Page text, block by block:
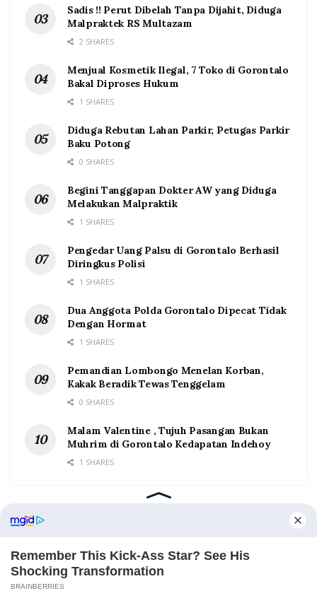
Sadis !! Perut Dibelah Tanpa Dijahit, Diduga
Malpraktek RS Multazam
2 SHARES
Menjual Kosmetik Ilegal, 7 Toko di Gorontalo
Bakal Diproses Hukum
1 SHARES
Diduga Rebutan Lahan Parkir, Petugas Parkir
Baku Potong
0 SHARES
Begini Tanggapan Dokter AW yang Diduga
Melakukan Malpraktik
1 SHARES
Pengedar Uang Palsu di Gorontalo Berhasil
Diringkus Polisi
1 SHARES
Dua Anggota Polda Gorontalo Dipecat Tidak
Dengan Hormat
1 SHARES
Pemandian Lombongo Menelan Korban,
Kakak Beradik Tewas Tenggelam
0 SHARES
Malam Valentine , Tujuh Pasangan Bukan
Muhrim di Gorontalo Kedapatan Indehoy
1 SHARES
Home Tentang Kontak Redaksi Pedoman Media Siber